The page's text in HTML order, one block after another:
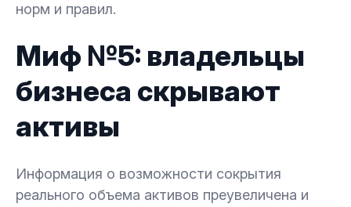
норм и правил.
Миф №5: владельцы
бизнеса скрывают
активы
Информация о возможности сокрытия
реального объема активов преувеличена и